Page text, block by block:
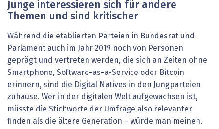
Junge interessieren sich für andere
Themen und sind kritischer
Während die etablierten Parteien in Bundesrat und
Parlament auch im Jahr 2019 noch von Personen
geprägt und vertreten werden, die sich an Zeiten ohne
Smartphone, Software-as-a-Service oder Bitcoin
erinnern, sind die Digital Natives in den Jungparteien
zuhause. Wer in der digitalen Welt aufgewachsen ist,
müsste die Stichworte der Umfrage also relevanter
finden als die ältere Generation – würde man meinen.